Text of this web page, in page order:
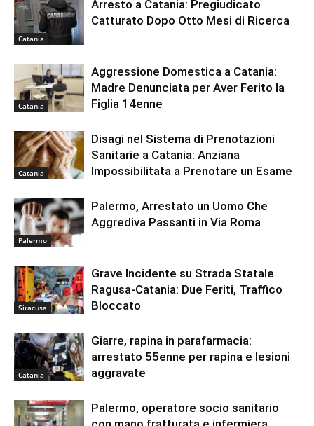
Catania
Arresto a Catania: Pregiudicato
Catturato Dopo Otto Mesi di Ricerca
Catania
Aggressione Domestica a Catania:
Madre Denunciata per Aver Ferito la
Figlia 14enne
Catania
Disagi nel Sistema di Prenotazioni
Sanitarie a Catania: Anziana
Impossibilitata a Prenotare un Esame
Palermo
Palermo, Arrestato un Uomo Che
Aggrediva Passanti in Via Roma
Siracusa
Grave Incidente su Strada Statale
Ragusa-Catania: Due Feriti, Traffico
Bloccato
Catania
Giarre, rapina in parafarmacia:
arrestato 55enne per rapina e lesioni
aggravate
Palermo, operatore socio sanitario